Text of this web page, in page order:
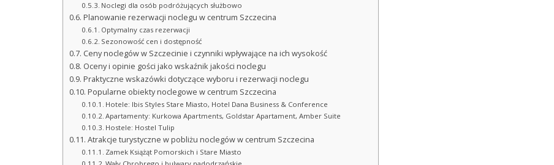
Noclegi dla osób podróżujących służbowo
Planowanie rezerwacji noclegu w centrum Szczecina
Optymalny czas rezerwacji
Sezonowość cen i dostępność
Ceny noclegów w Szczecinie i czynniki wpływające na ich wysokość
Oceny i opinie gości jako wskaźnik jakości noclegu
Praktyczne wskazówki dotyczące wyboru i rezerwacji noclegu
Popularne obiekty noclegowe w centrum Szczecina
Hotele: Ibis Styles Stare Miasto, Hotel Dana Business & Conference
Apartamenty: Kurkowa Apartments, Goldstar Apartament, Amber Suite
Hostele: Hostel Tulip
Atrakcje turystyczne w pobliżu noclegów w centrum Szczecina
Zamek Książąt Pomorskich i Stare Miasto